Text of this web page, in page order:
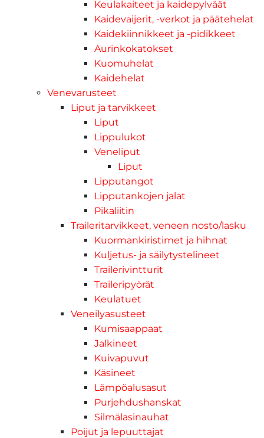
Keulakaiteet ja kaidepylväät
Kaidevaijerit, -verkot ja päätehelat
Kaidekiinnikkeet ja -pidikkeet
Aurinkokatokset
Kuomuhelat
Kaidehelat
Venevarusteet
Liput ja tarvikkeet
Liput
Lippulukot
Veneliput
Liput
Lipputangot
Lipputankojen jalat
Pikaliitin
Traileritarvikkeet, veneen nosto/lasku
Kuormankiristimet ja hihnat
Kuljetus- ja säilytystelineet
Trailerivintturit
Traileripyörät
Keulatuet
Veneilyasusteet
Kumisaappaat
Jalkineet
Kuivapuvut
Käsineet
Lämpöalusasut
Purjehdushanskat
Silmälasinauhat
Poijut ja lepuuttajat